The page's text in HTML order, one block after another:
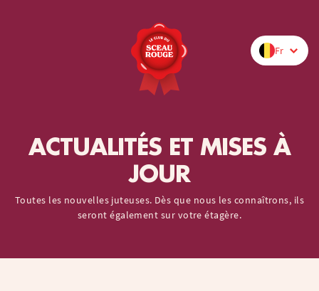
Fr
ACTUALITÉS ET MISES À
JOUR
Toutes les nouvelles juteuses. Dès que nous les connaîtrons, ils
seront également sur votre étagère.